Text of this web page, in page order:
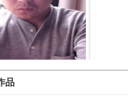
品